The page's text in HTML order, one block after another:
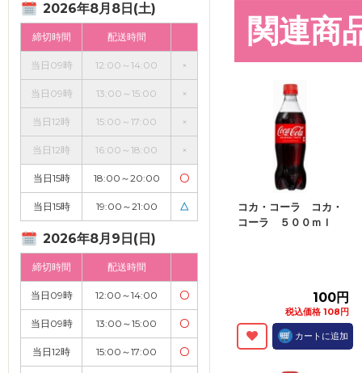
2026年8月8日(土)
締切時間 配送時間
当日09時 12:00～14:00 ×
当日09時 13:00～15:00 ×
当日12時 15:00～17:00 ×
当日12時 16:00～18:00 ×
当日15時 18:00～20:00 〇
当日15時 19:00～21:00 △
2026年8月9日(日)
締切時間 配送時間
当日09時 12:00～14:00 〇
当日09時 13:00～15:00 〇
当日12時 15:00～17:00 〇
関連商
コカ・コーラ コカ・
コーラ ５００ｍｌ
100円
税込価格 108円
カートに追加